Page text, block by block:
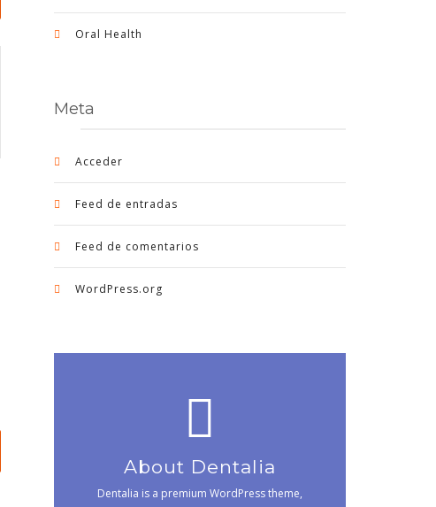
Oral Health
Meta
Acceder
Feed de entradas
Feed de comentarios
WordPress.org
About Dentalia
Dentalia is a premium WordPress theme,